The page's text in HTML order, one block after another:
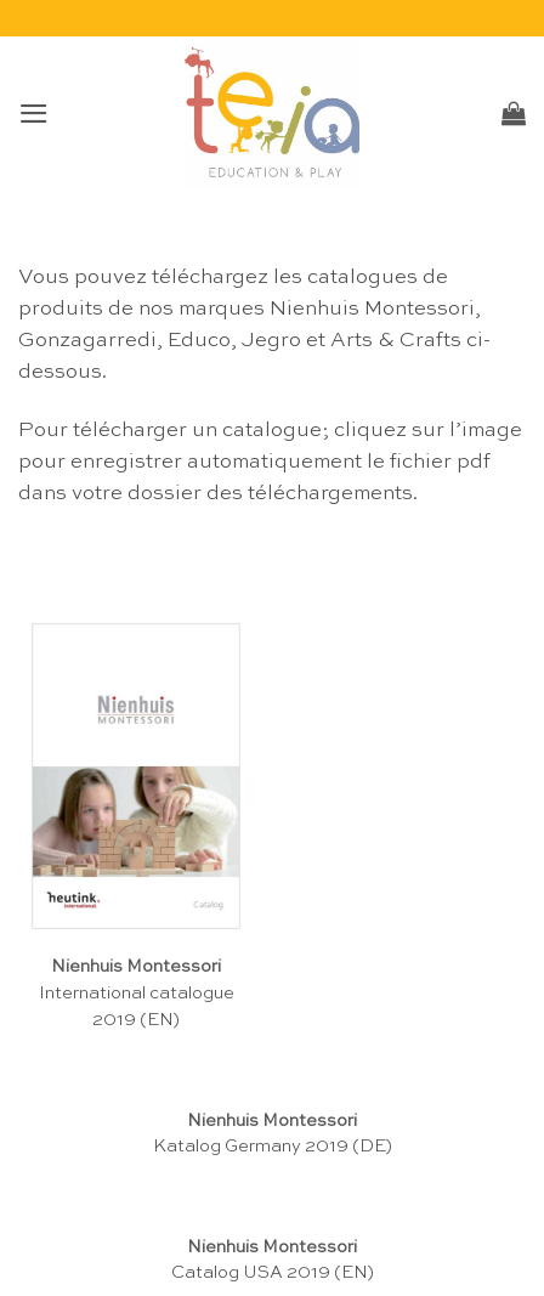
Vous pouvez téléchargez les catalogues de
produits de nos marques Nienhuis Montessori,
Gonzagarredi, Educo, Jegro et Arts & Crafts ci-
dessous.
Pour télécharger un catalogue; cliquez sur l’image
pour enregistrer automatiquement le fichier pdf
dans votre dossier des téléchargements.
Nienhuis Montessori
International catalogue
2019 (EN)
Nienhuis Montessori
Katalog Germany 2019 (DE)
Nienhuis Montessori
Catalog USA 2019 (EN)